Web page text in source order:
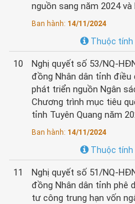
nguồn sang năm 2024
Ban hành: 14/11/2024
Thuộc tính
10
Nghị quyết số 53/NQ-
đồng Nhân dân tỉnh
phát triển nguồn Ngân
Chương trình mục tiêu
tỉnh Tuyên Quang năm
Ban hành: 14/11/2024
Thuộc tính
11
Nghị quyết số 51/NQ-
đồng Nhân dân tỉnh phê
tư công trung hạn vốn